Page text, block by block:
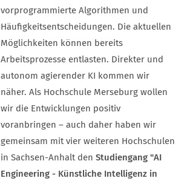
vorprogrammierte Algorithmen und
Häufigkeitsentscheidungen. Die aktuellen
Möglichkeiten können bereits
Arbeitsprozesse entlasten. Direkter und
autonom agierender KI kommen wir
näher. Als Hochschule Merseburg wollen
wir die Entwicklungen positiv
voranbringen – auch daher haben wir
gemeinsam mit vier weiteren Hochschulen
in Sachsen-Anhalt den Studiengang "AI
Engineering - Künstliche Intelligenz in